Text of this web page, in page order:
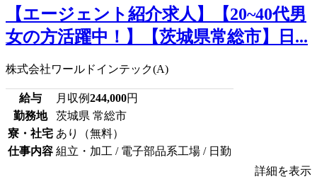
【エージェント紹介求人】【20~40代男
女の方活躍中！】【茨城県常総市】日...
株式会社ワールドインテック(A)
給与 月収例244,000円
勤務地
茨城県 常総市
寮・社宅 あり（無料）
仕事内容 組立・加工 / 電子部品系工場 / 日勤
詳細を表示